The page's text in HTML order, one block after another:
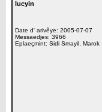
lucyin
Date d' arivêye: 2005-07-07
Messaedjes: 3966
Eplaeçmint: Sidi Smayil, Marok